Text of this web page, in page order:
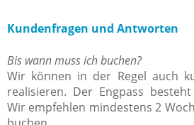
Kundenfragen und Antworten
Bis wann muss ich buchen?
Wir können in der Regel auch
realisieren. Der Engpass
Wir empfehlen mindestens 2